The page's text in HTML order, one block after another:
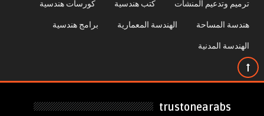
ترميم وتدعيم المنشأت كتب هندسية كورسات هندسية
هندسة المساحة الهندسة المعمارية برامج هندسية
الهندسة المدنية
trustonearabs